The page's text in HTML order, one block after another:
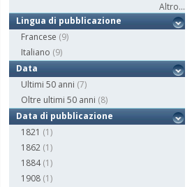
Altro...
Lingua di pubblicazione
Francese (9)
Italiano (9)
Data
Ultimi 50 anni (7)
Oltre ultimi 50 anni (8)
Data di pubblicazione
1821 (1)
1862 (1)
1884 (1)
1908 (1)